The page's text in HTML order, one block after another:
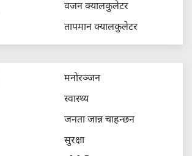
वजन क्यालकुलेटर
तापमान क्यालकुलेटर
मनोरञ्जन
स्वास्थ्य
जनता जान्न चाहन्छन
सुरक्षा